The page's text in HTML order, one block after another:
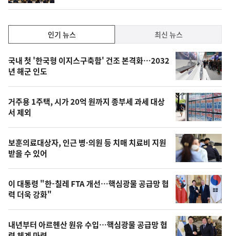
일
기,
최
신,
늘
의
영
상
오
늘
인기 뉴스 최신 뉴스
기
뉴
스
국내 첫 '한국형 이지스구축함' 건조 본격화…2032
년 해군 인도
거주용 1주택, 시가 20억 원까지 종부세 과세 대상
서 제외
보훈의료대상자, 인근 병·의원 등 치매 치료비 지원
받을 수 있어
이 대통령 "한-칠레 FTA 개선…핵심광물 공급망 협
력 더욱 강화"
내년부터 아르헨산 원유 수입…핵심광물 공급망 협